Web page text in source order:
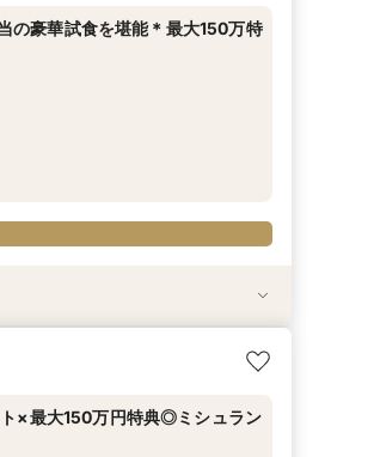
の豪華試食を堪能＊最大150万特
×最大150万円特典◎ミシュラン